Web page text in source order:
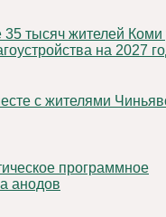
на 2027
анодов